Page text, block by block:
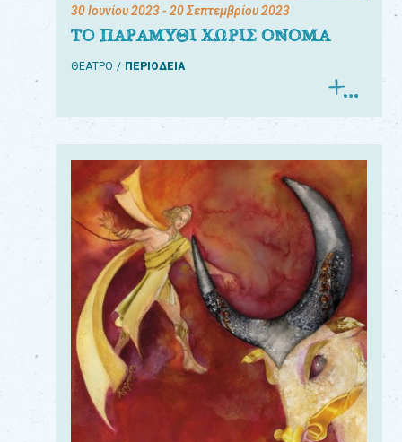
30 Ιουνίου 2023- 20 Σεπτεμβρίου 2023
ΤΟ ΠΑΡΑΜΥΘΙ ΧΩΡΙΣ ΟΝΟΜΑ
ΘΕΑΤΡΟ ΠΕΡΙΟΔΕΙΑ